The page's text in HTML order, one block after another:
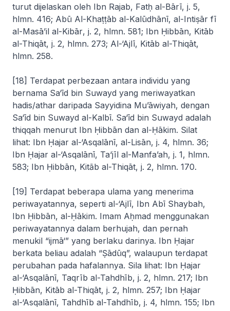
turut dijelaskan oleh Ibn Rajab, Fatḥ al-Bārī, j. 5,
hlmn. 416; Abū Al-Khaṭṭāb al-Kalūdhānī, al-Intiṣār fī
al-Masā’il al-Kibār, j. 2, hlmn. 581; Ibn Ḥibbān, Kitāb
al-Thiqāt, j. 2, hlmn. 273; Al-‘Ajlī, Kitāb al-Thiqāt,
hlmn. 258.
[18] Terdapat perbezaan antara individu yang
bernama Sa‘īd bin Suwayd yang meriwayatkan
hadis/athar daripada Sayyidina Mu’āwiyah, dengan
Sa‘īd bin Suwayd al-Kalbī. Sa‘īd bin Suwayd adalah
thiqqah menurut Ibn Ḥibbān dan al-Ḥākim. Silat
lihat: Ibn Ḥajar al-‘Asqalānī, al-Lisān, j. 4, hlmn. 36;
Ibn Ḥajar al-‘Asqalānī, Ta‘jīl al-Manfa’ah, j. 1, hlmn.
583; Ibn Ḥibbān, Kitāb al-Thiqāt, j. 2, hlmn. 170.
[19] Terdapat beberapa ulama yang menerima
periwayatannya, seperti al-‘Ajlī, Ibn Abī Shaybah,
Ibn Ḥibbān, al-Ḥākim. Imam Aḥmad menggunakan
periwayatannya dalam berhujah, dan pernah
menukil “ijmā‘” yang berlaku darinya. Ibn Ḥajar
berkata beliau adalah “Ṣādūq”, walaupun terdapat
perubahan pada hafalannya. Sila lihat: Ibn Ḥajar
al-‘Asqalānī, Taqrīb al-Tahdhīb, j. 2, hlmn. 217; Ibn
Ḥibbān, Kitāb al-Thiqāt, j. 2, hlmn. 257; Ibn Ḥajar
al-‘Asqalānī, Tahdhīb al-Tahdhīb, j. 4, hlmn. 155; Ibn